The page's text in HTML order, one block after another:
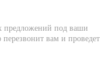
предложений под ваши
вам и проведет